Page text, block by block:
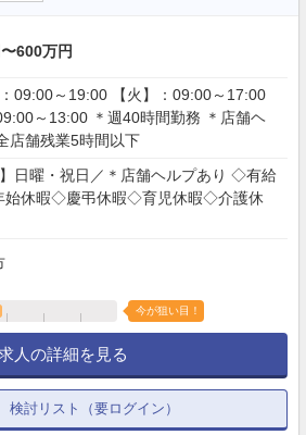
600万円
：09:00～19:00 【火】：09:00～17:00
～13:00 ＊週40時間勤務 ＊店舗ヘ
店舗残業5時間以下
】日曜・祝日／＊店舗ヘルプあり ◇有給
始休暇◇慶弔休暇◇育児休暇◇介護休
今が狙い目！
人の詳細を見る
検討リスト（要ログイン）